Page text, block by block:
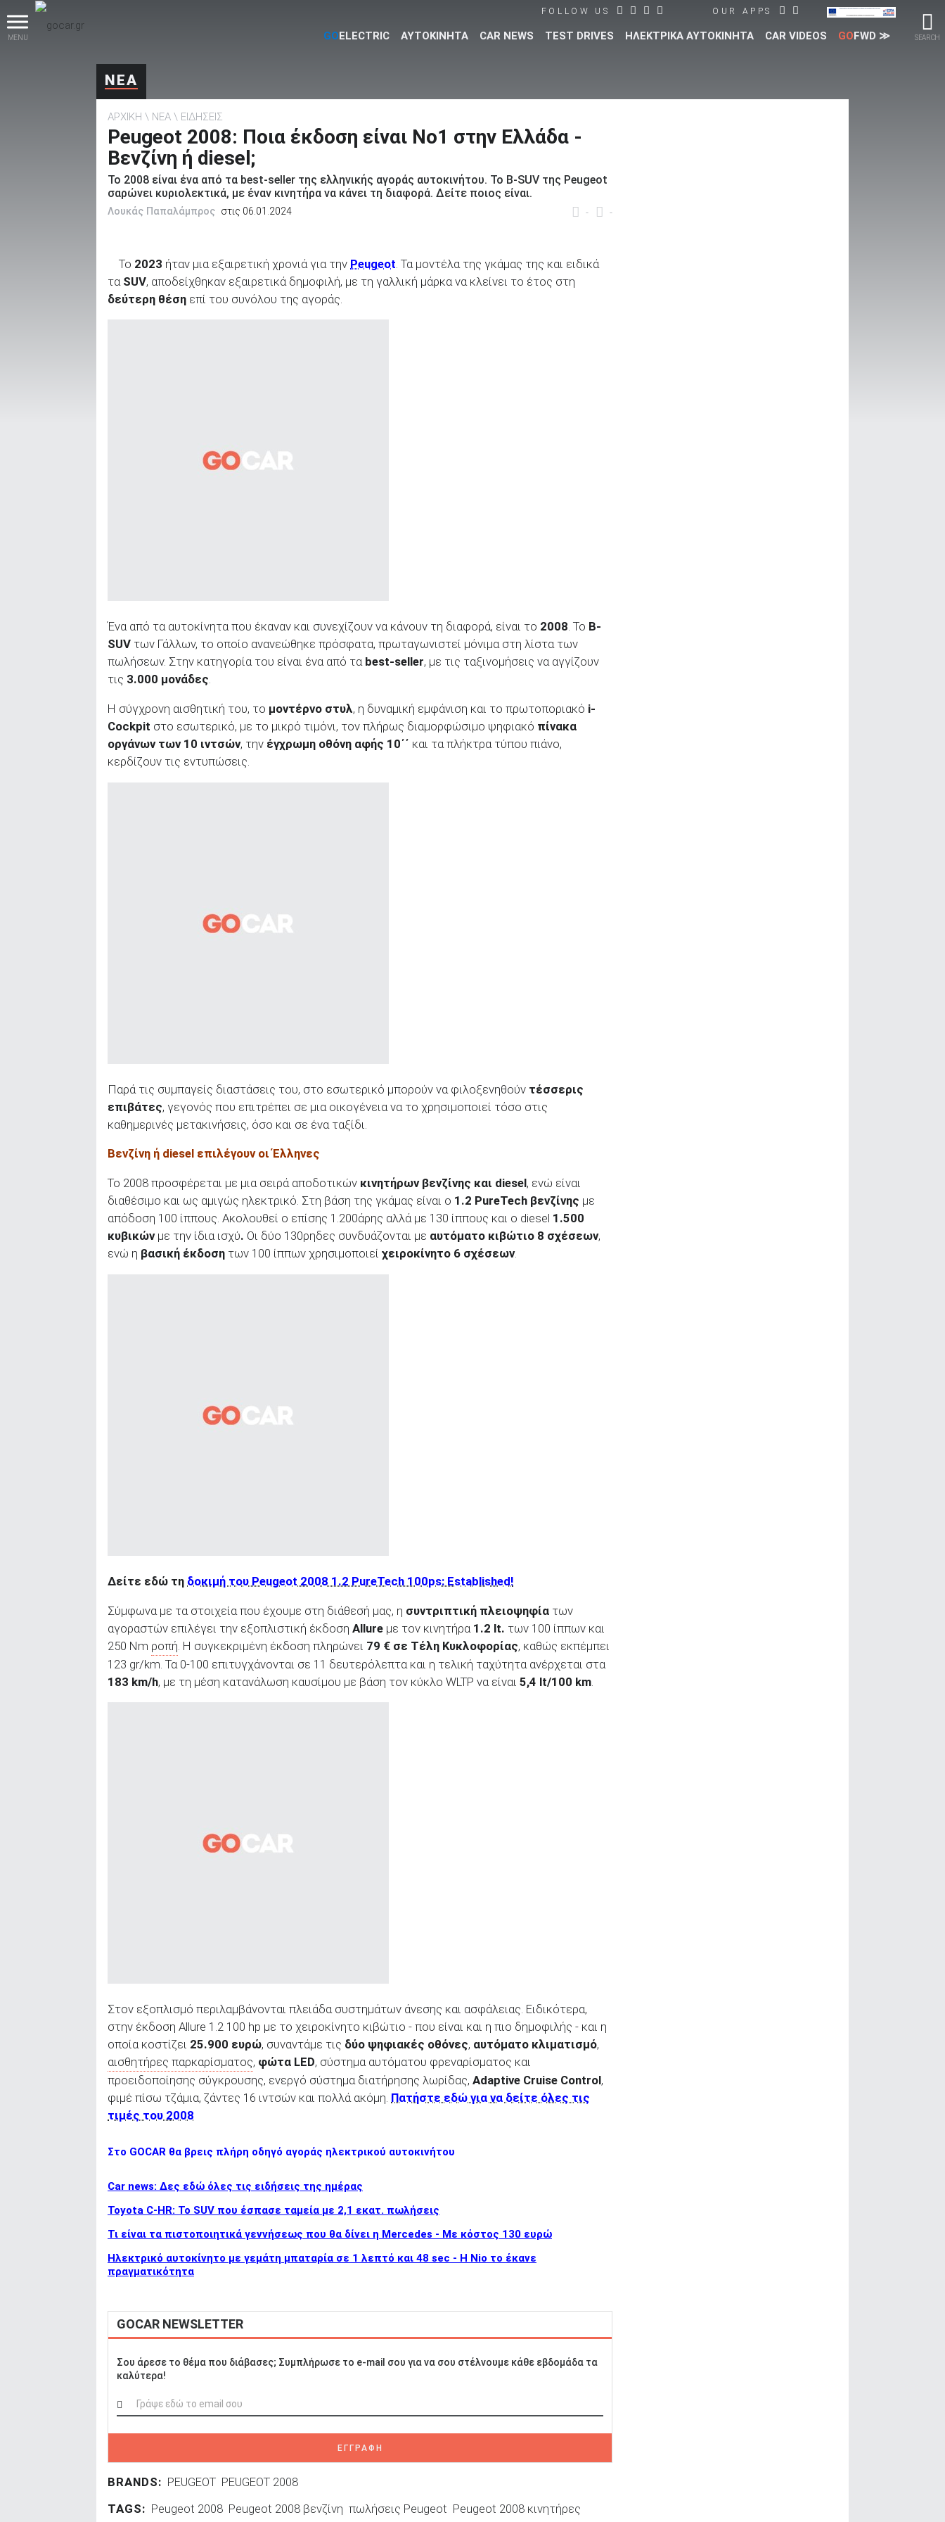
MENU SEARCH
FOLLOW US OUR APPS
GOELECTRIC ΑΥΤΟΚΙΝΗΤΑ CAR NEWS TEST DRIVES ΗΛΕΚΤΡΙΚΑ ΑΥΤΟΚΙΝΗΤΑ CAR VIDEOS GOFWD ≫
Βρες τα πάντα για το αυτοκίνητο!
βρες το!
ΑΝΑΖΗΤΗΣΗ
ΝΕΑ
ΑΡΧΙΚΗ ΝΕΑ ΕΙΔΗΣΕΙΣ
Peugeot 2008: Ποια έκδοση είναι Νο1 στην Ελλάδα -
Βενζίνη ή diesel;
Το 2008 είναι ένα από τα best-seller της ελληνικής αγοράς αυτοκινήτου. Το B-SUV της Peugeot
σαρώνει κυριολεκτικά, με έναν κινητήρα να κάνει τη διαφορά. Δείτε ποιος είναι.
- -
Λουκάς Παπαλάμπρος στις 06.01.2024
Το 2023 ήταν μια εξαιρετική χρονιά για την Peugeot . Τα μοντέλα της γκάμας της και ειδικά
τα SUV, αποδείχθηκαν εξαιρετικά δημοφιλή, με τη γαλλική μάρκα να κλείνει το έτος στη
δεύτερη θέση επί του συνόλου της αγοράς.
Ένα από τα αυτοκίνητα που έκαναν και συνεχίζουν να κάνουν τη διαφορά, είναι το 2008. Το B-
SUV των Γάλλων, το οποίο ανανεώθηκε πρόσφατα, πρωταγωνιστεί μόνιμα στη λίστα των
πωλήσεων. Στην κατηγορία του είναι ένα από τα best-seller, με τις ταξινομήσεις να αγγίζουν
τις 3.000 μονάδες.
Η σύγχρονη αισθητική του, το μοντέρνο στυλ, η δυναμική εμφάνιση και το πρωτοποριακό i-
Cockpit στο εσωτερικό, με το μικρό τιμόνι, τον πλήρως διαμορφώσιμο ψηφιακό πίνακα
οργάνων των 10 ιντσών, την έγχρωμη οθόνη αφής 10΄΄ και τα πλήκτρα τύπου πιάνο,
κερδίζουν τις εντυπώσεις.
Παρά τις συμπαγείς διαστάσεις του, στο εσωτερικό μπορούν να φιλοξενηθούν τέσσερις
επιβάτες, γεγονός που επιτρέπει σε μια οικογένεια να το χρησιμοποιεί τόσο στις
καθημερινές μετακινήσεις, όσο και σε ένα ταξίδι.
Βενζίνη ή diesel επιλέγουν οι Έλληνες
Το 2008 προσφέρεται με μια σειρά αποδοτικών κινητήρων βενζίνης και diesel, ενώ είναι
διαθέσιμο και ως αμιγώς ηλεκτρικό. Στη βάση της γκάμας είναι ο 1.2 PureTech βενζίνης με
απόδοση 100 ίππους. Ακολουθεί ο επίσης 1.200άρης αλλά με 130 ίππους και ο diesel 1.500
κυβικώνμε την ίδια ισχύ. Οι δύο 130ρηδες συνδυάζονται με αυτόματο κιβώτιο 8 σχέσεων,
ενώ η βασική έκδοση των 100 ίππων χρησιμοποιεί χειροκίνητο 6 σχέσεων.
Δείτε εδώ τη δοκιμή του Peugeot 2008 1.2 PureTech 100ps: Established!
Σύμφωνα με τα στοιχεία που έχουμε στη διάθεσή μας, η συντριπτική πλειοψηφία των
αγοραστών επιλέγει την εξοπλιστική έκδοση Allure με τον κινητήρα 1.2 lt. των 100 ίππων και
250 Nm ροπή . Η συγκεκριμένη έκδοση πληρώνει 79 € σε Τέλη Κυκλοφορίας, καθώς εκπέμπει
123 gr/km. Τα 0-100 επιτυγχάνονται σε 11 δευτερόλεπτα και η τελική ταχύτητα ανέρχεται στα
183 km/h, με τη μέση κατανάλωση καυσίμου με βάση τον κύκλο WLTP να είναι 5,4 lt/100 km
Στον εξοπλισμό περιλαμβάνονται πλειάδα συστημάτων άνεσης και ασφάλειας. Ειδικότερα,
στην έκδοση Allure 1.2 100 hp με το χειροκίνητο κιβώτιο - που είναι και η πιο δημοφιλής - και η
οποία κοστίζει 25.900 ευρώ, συναντάμε τις δύο ψηφιακές οθόνες, αυτόματο κλιματισμό,
αισθητήρες παρκαρίσματος, φώτα LED, σύστημα αυτόματου φρεναρίσματος και
προειδοποίησης σύγκρουσης, ενεργό σύστημα διατήρησης λωρίδας, Adaptive Cruise Control,
φιμέ πίσω τζάμια, ζάντες 16 ιντσών και πολλά ακόμη. Πατήστε εδώ για να δείτε όλες τις
τιμές του 2008
Στο GOCAR θα βρεις πλήρη οδηγό αγοράς ηλεκτρικού αυτοκινήτου
Car news: Δες εδώ όλες τις ειδήσεις της ημέρας
Toyota C-HR: Το SUV που έσπασε ταμεία με 2,1 εκατ. πωλήσεις
Τι είναι τα πιστοποιητικά γεννήσεως που θα δίνει η Mercedes - Με κόστος 130 ευρώ
Ηλεκτρικό αυτοκίνητο με γεμάτη μπαταρία σε 1 λεπτό και 48 sec - Η Nio το έκανε
πραγματικότητα
GOCAR NEWSLETTER
Σου άρεσε το θέμα που διάβασες; Συμπλήρωσε το e-mail σου για να σου στέλνουμε κάθε εβδομάδα τα
καλύτερα!
ΕΓΓΡΑΦΗ
BRANDS: PEUGEOT PEUGEOT 2008
TAGS: Peugeot 2008 Peugeot 2008 βενζίνη πωλήσεις Peugeot Peugeot 2008 κινητήρες